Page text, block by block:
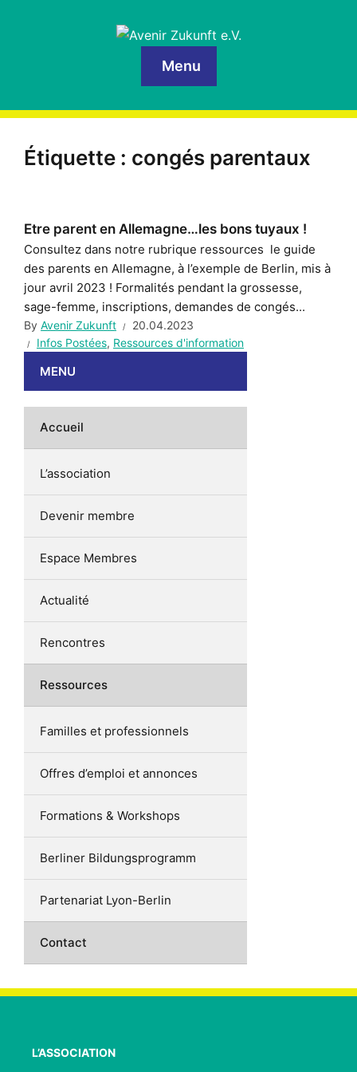
Menu
Étiquette : congés parentaux
Etre parent en Allemagne…les bons tuyaux !
Consultez dans notre rubrique ressources le guide
des parents en Allemagne, à l’exemple de Berlin, mis à
jour avril 2023 ! Formalités pendant la grossesse,
sage-femme, inscriptions, demandes de congés...
By Avenir Zukunft
20.04.2023
Infos Postées, Ressources d'information
MENU
Accueil
L’association
Devenir membre
Espace Membres
Actualité
Rencontres
Ressources
Familles et professionnels
Offres d’emploi et annonces
Formations & Workshops
Berliner Bildungsprogramm
Partenariat Lyon-Berlin
Contact
L’ASSOCIATION